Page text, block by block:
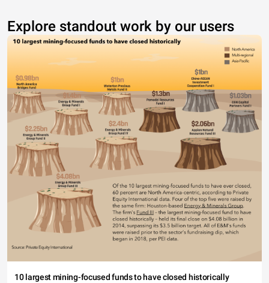
Explore standout work by our users
10 largest mining-focused funds to have closed historically